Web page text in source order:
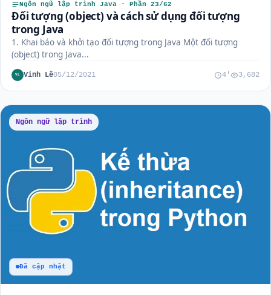
Ngôn ngữ lập trình Java · Phần 23/62
Đối tượng (object) và cách sử dụng đối tượng
trong Java
1. Khai báo và khởi tạo đối tượng trong Java Một đối tượng
(object) trong Java...
VL Vinh Lê05/12/2021 4' 3,682
Ngôn ngữ lập trình
Đã cập nhật